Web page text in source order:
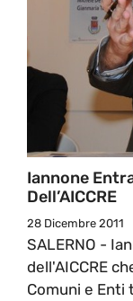
Iannone
Dell’AICCRE
28 Dicembre 2011
SALERNO -
dell'AICCRE
Comuni e Enti